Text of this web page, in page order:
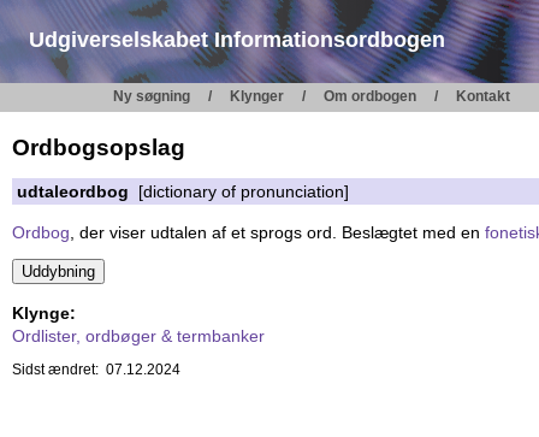
Udgiverselskabet Informationsordbogen
Ny søgning Klynger Om ordbogen Kontakt
Ordbogsopslag
udtaleordbog [dictionary of pronunciation]
Ordbog , der viser udtalen af et sprogs ord. Beslægtet med en
Klynge:
Ordlister, ordbøger & termbanker
Sidst ændret: 07.12.2024